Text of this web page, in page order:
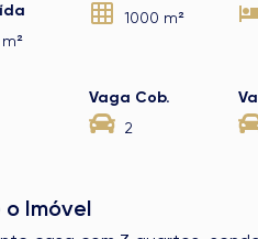
m²
1000 m²
Vaga Cob.
2
o Imóvel